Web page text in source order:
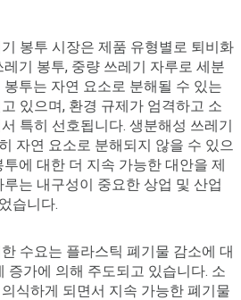
봉투 시장은 제품 유형별로 퇴비화
기 봉투, 중량 쓰레기 자루로 세분
투는 자연 요소로 분해될 수 있는
있으며, 환경 규제가 엄격하고 소
특히 선호됩니다. 생분해성 쓰레기
자연 요소로 분해되지 않을 수 있으
에 대한 더 지속 가능한 대안을 제
는 내구성이 중요한 상업 및 산업
습니다.
수요는 플라스틱 폐기물 감소에 대
증가에 의해 주도되고 있습니다. 소
식하게 되면서 지속 가능한 폐기물